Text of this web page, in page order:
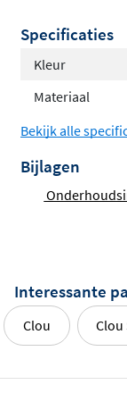
Specificaties
Kleur
Materiaal
Bekijk alle
Bijlagen
Interessante
Clou Clou